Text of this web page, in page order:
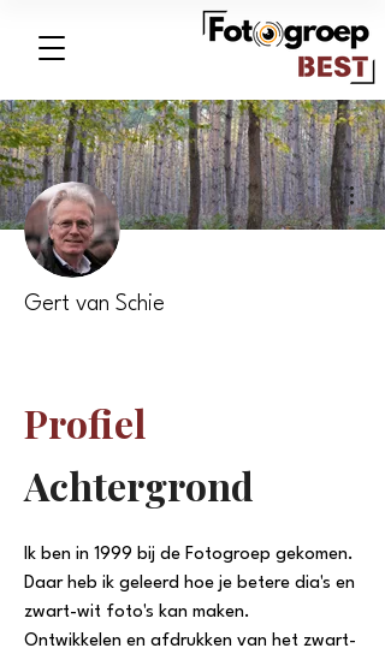
Gert van Schie
Profiel
Achtergrond
Ik ben in 1999 bij de Fotogroep gekomen.
Daar heb ik geleerd hoe je betere dia's en
zwart-wit foto's kan maken.
Ontwikkelen en afdrukken van het zwart-